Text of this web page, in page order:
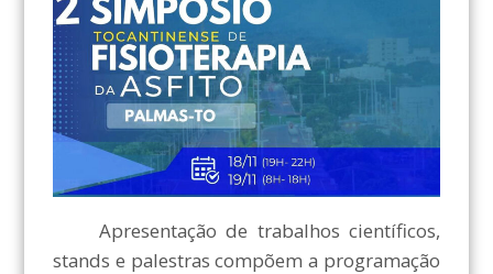
Apresentação de trabalhos científicos,
stands e palestras compõem a programação